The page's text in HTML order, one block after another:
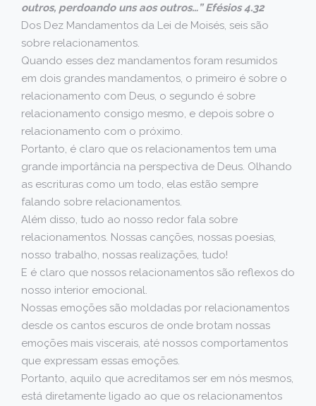
outros, perdoando uns aos outros…” Efésios 4.32
Dos Dez Mandamentos da Lei de Moisés, seis são
sobre relacionamentos.
Quando esses dez mandamentos foram resumidos
em dois grandes mandamentos, o primeiro é sobre o
relacionamento com Deus, o segundo é sobre
relacionamento consigo mesmo, e depois sobre o
relacionamento com o próximo.
Portanto, é claro que os relacionamentos tem uma
grande importância na perspectiva de Deus. Olhando
as escrituras como um todo, elas estão sempre
falando sobre relacionamentos.
Além disso, tudo ao nosso redor fala sobre
relacionamentos. Nossas canções, nossas poesias,
nosso trabalho, nossas realizações, tudo!
E é claro que nossos relacionamentos são reflexos do
nosso interior emocional.
Nossas emoções são moldadas por relacionamentos
desde os cantos escuros de onde brotam nossas
emoções mais viscerais, até nossos comportamentos
que expressam essas emoções.
Portanto, aquilo que acreditamos ser em nós mesmos,
está diretamente ligado ao que os relacionamentos